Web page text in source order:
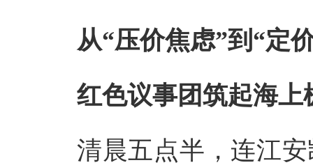
从“压价焦虑”到“定
红色议事团筑起海上
清晨五点半，连江